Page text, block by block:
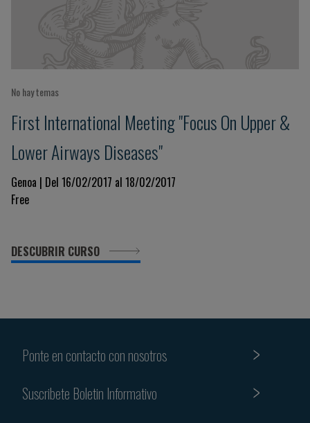
No hay temas
First International Meeting "Focus On Upper &
Lower Airways Diseases"
Genoa | Del 16/02/2017 al 18/02/2017
Free
DESCUBRIR CURSO
Ponte en contacto con nosotros
Suscribete Boletin Informativo